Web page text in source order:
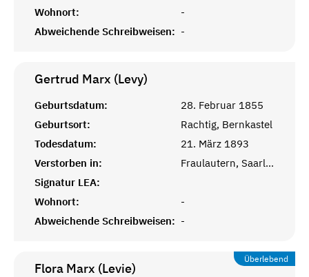
Wohnort:
-
Abweichende Schreibweisen: -
Gertrud Marx (Levy)
Geburtsdatum:
28. Februar 1855
Geburtsort:
Rachtig, Bernkastel
Todesdatum:
21. März 1893
Verstorben in:
Fraulautern, Saarlouis
Signatur LEA:
Wohnort:
-
Abweichende Schreibweisen: -
Überlebend
Flora Marx (Levie)